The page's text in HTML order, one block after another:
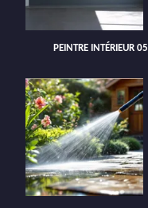
PEINTRE INTÉRIEUR 05